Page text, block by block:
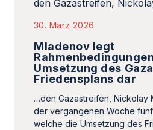
30. März 2026
Mladenov legt
Umsetzung des
Friedensplans dar
…den Gazastreifen, Nickolay
der vergangenen Woche
welche die Umsetzung des